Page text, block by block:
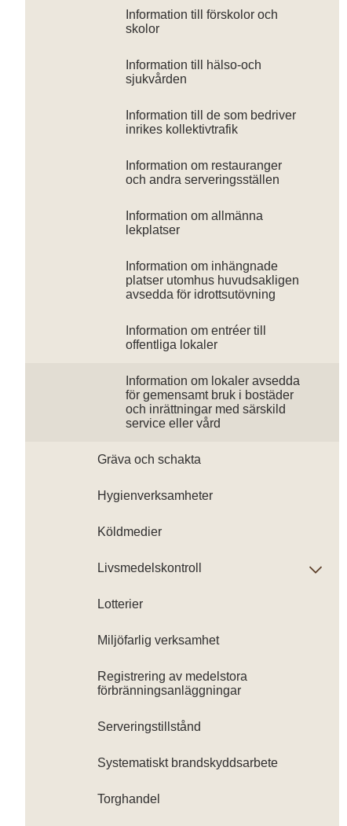
Information till förskolor och
skolor
Information till hälso-och
sjukvården
Information till de som bedriver
inrikes kollektivtrafik
Information om restauranger
och andra serveringsställen
Information om allmänna
lekplatser
Information om inhängnade
platser utomhus huvudsakligen
avsedda för idrottsutövning
Information om entréer till
offentliga lokaler
Information om lokaler avsedda
för gemensamt bruk i bostäder
och inrättningar med särskild
service eller vård
Gräva och schakta
Hygienverksamheter
Köldmedier
Livsmedelskontroll
Lotterier
Miljöfarlig verksamhet
Registrering av medelstora
förbränningsanläggningar
Serveringstillstånd
Systematiskt brandskyddsarbete
Torghandel